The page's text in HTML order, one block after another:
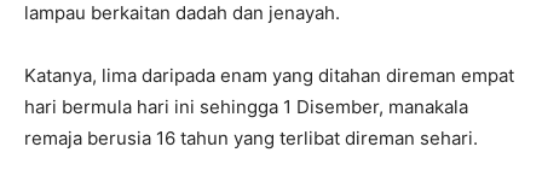
lampau berkaitan dadah dan jenayah.
Katanya, lima daripada enam yang ditahan direman empat
hari bermula hari ini sehingga 1 Disember, manakala
remaja berusia 16 tahun yang terlibat direman sehari.